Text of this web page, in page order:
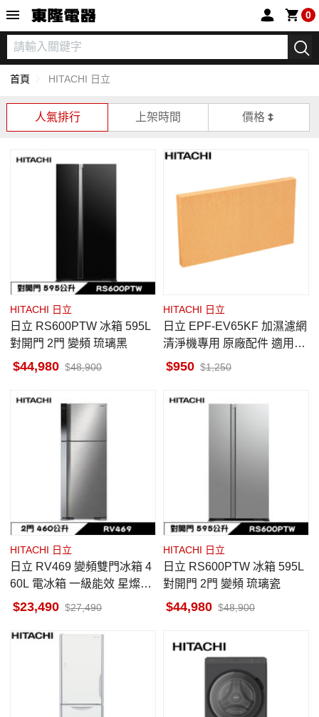
0
首頁 HITACHI 日立
人氣排行 上架時間 價格
HITACHI 日立
日立 RS600PTW 冰箱 595L
對開門 2門 變頻 琉璃黑
44,980 48,900
HITACHI 日立
日立 EPF-EV65KF 加濕濾網
清淨機專用 原廠配件 適用U
DP-J70/J80/J90/J100
950 1,250
HITACHI 日立
日立 RV469 變頻雙門冰箱 4
60L 電冰箱 一級能效 星燦銀
上冷凍下冷藏 高效變頻壓縮
23,490 27,490
HITACHI 日立
日立 RS600PTW 冰箱 595L
對開門 2門 變頻 琉璃瓷
44,980 48,900